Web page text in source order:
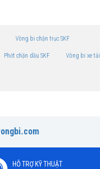
Vòng bi chặn trục SKF
Phớt chặn dầu SKF Vòng bi xe tải
HỖ TRỢ KỸ THUẬT